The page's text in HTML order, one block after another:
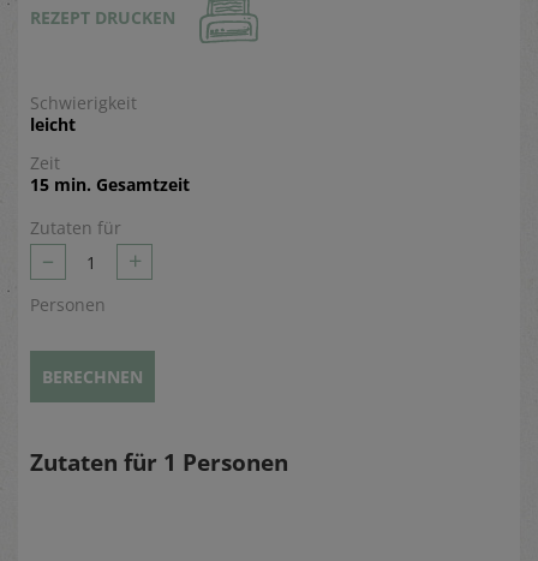
REZEPT DRUCKEN
Schwierigkeit
leicht
Zeit
15 min. Gesamtzeit
Zutaten für
– 1 +
Personen
BERECHNEN
Zutaten für 1 Personen